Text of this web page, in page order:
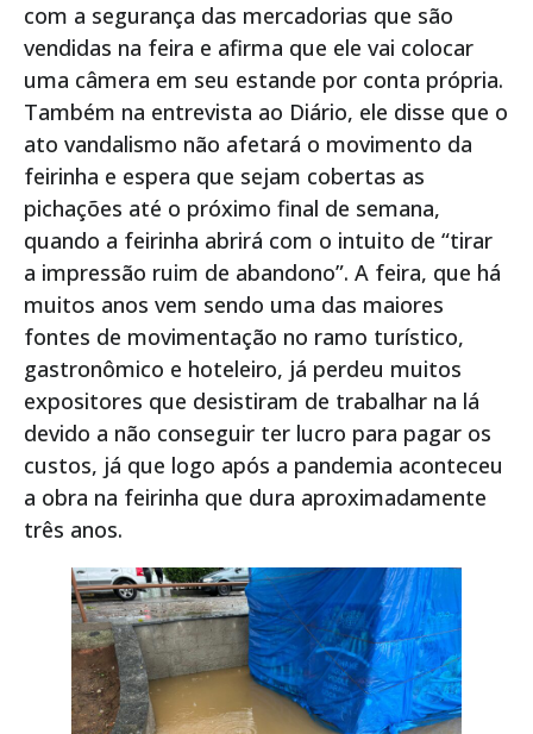
com a segurança das mercadorias que são
vendidas na feira e afirma que ele vai colocar
uma câmera em seu estande por conta própria.
Também na entrevista ao Diário, ele disse que o
ato vandalismo não afetará o movimento da
feirinha e espera que sejam cobertas as
pichações até o próximo final de semana,
quando a feirinha abrirá com o intuito de “tirar
a impressão ruim de abandono”. A feira, que há
muitos anos vem sendo uma das maiores
fontes de movimentação no ramo turístico,
gastronômico e hoteleiro, já perdeu muitos
expositores que desistiram de trabalhar na lá
devido a não conseguir ter lucro para pagar os
custos, já que logo após a pandemia aconteceu
a obra na feirinha que dura aproximadamente
três anos.